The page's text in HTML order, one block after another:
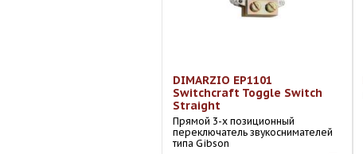
DIMARZIO EP1101
Switchcraft Toggle Switch
Straight
Прямой 3-х позиционный
переключатель звукоснимателей
типа Gibson